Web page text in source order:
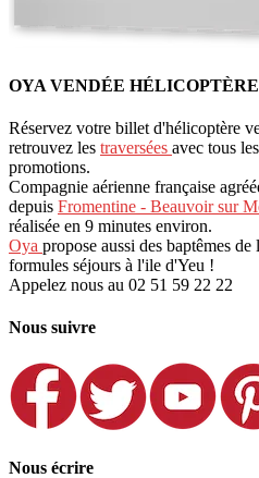
OYA VENDÉE
Réservez votre billet d'hélicoptère
retrouvez les traversées avec tous
promotions.
Compagnie aérienne française
depuis Fromentine - Beauvoir sur
réalisée en 9 minutes environ.
Oya propose aussi des baptêmes
formules séjours à l'ile d'Yeu !
Appelez nous au 02 51 59 22 22
Nous suivre
Nous écrire